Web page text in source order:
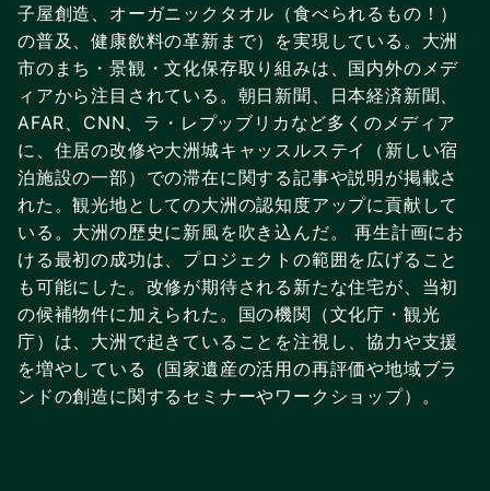
子屋創造、オーガニックタオル（食べられるもの！）
の普及、健康飲料の革新まで）を実現している。大洲
市のまち・景観・文化保存取り組みは、国内外のメデ
ィアから注目されている。朝日新聞、日本経済新聞、
AFAR、CNN、ラ・レプッブリカなど多くのメディア
に、住居の改修や大洲城キャッスルステイ（新しい宿
泊施設の一部）での滞在に関する記事や説明が掲載さ
れた。観光地としての大洲の認知度アップに貢献して
いる。大洲の歴史に新風を吹き込んだ。 再生計画にお
ける最初の成功は、プロジェクトの範囲を広げること
も可能にした。改修が期待される新たな住宅が、当初
の候補物件に加えられた。国の機関（文化庁・観光
庁）は、大洲で起きていることを注視し、協力や支援
を増やしている（国家遺産の活用の再評価や地域ブラ
ンドの創造に関するセミナーやワークショップ）。